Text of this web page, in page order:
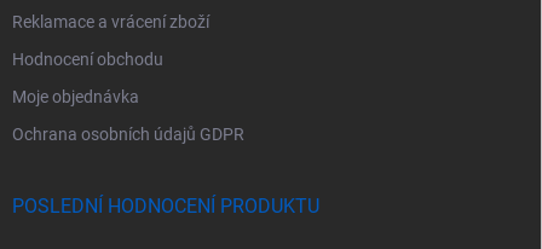
Reklamace a vrácení zboží
Hodnocení obchodu
Moje objednávka
Ochrana osobních údajů GDPR
POSLEDNÍ HODNOCENÍ PRODUKTU